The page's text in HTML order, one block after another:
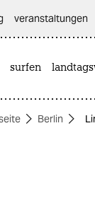
veranstaltungen
surfen
Berlin